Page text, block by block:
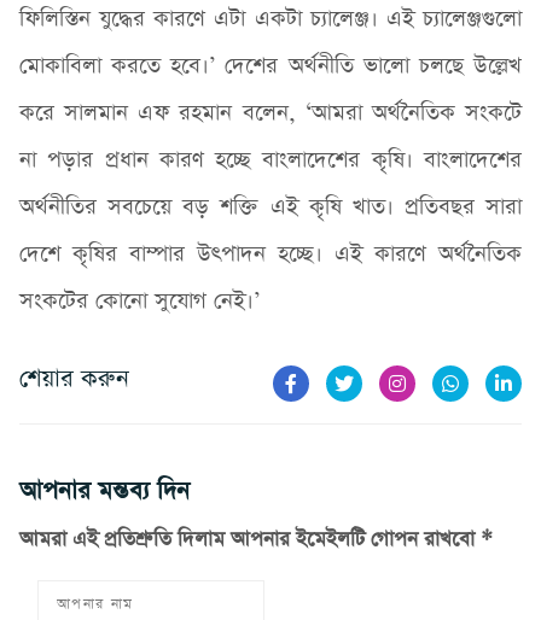
ফিলিস্তিন যুদ্ধের কারণে এটা একটা চ্যালেঞ্জ। এই চ্যালেঞ্জগুলো
মোকাবিলা করতে হবে।’ দেশের অর্থনীতি ভালো চলছে উল্লেখ
করে সালমান এফ রহমান বলেন, ‘আমরা অর্থনৈতিক সংকটে
না পড়ার প্রধান কারণ হচ্ছে বাংলাদেশের কৃষি। বাংলাদেশের
অর্থনীতির সবচেয়ে বড় শক্তি এই কৃষি খাত। প্রতিবছর সারা
দেশে কৃষির বাম্পার উৎপাদন হচ্ছে। এই কারণে অর্থনৈতিক
সংকটের কোনো সুযোগ নেই।’
শেয়ার করুন
আপনার মন্তব্য দিন
আমরা এই প্রতিশ্রুতি দিলাম আপনার ইমেইলটি গোপন রাখবো *